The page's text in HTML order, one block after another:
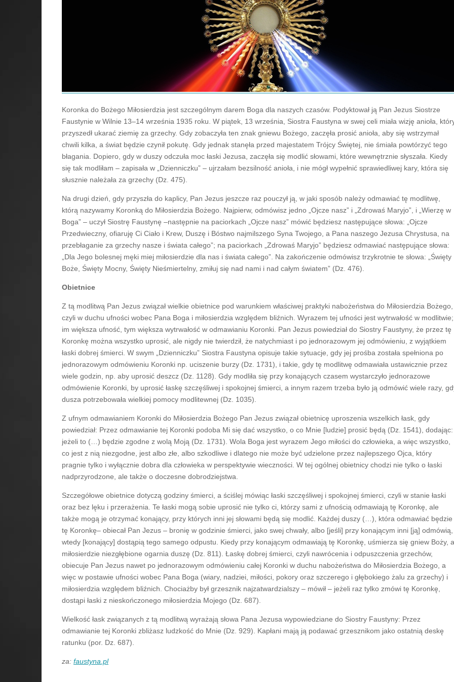
Koronka do Bożego Miłosierdzia jest szczególnym darem Boga dla naszych czasów. Podyktował ją Pan Jezus Siostrze
Faustynie w Wilnie 13–14 września 1935 roku. W piątek, 13 września, Siostra Faustyna w swej celi miała wizję anioła,
przyszedł ukarać ziemię za grzechy. Gdy zobaczyła ten znak gniewu Bożego, zaczęła prosić anioła, aby się wstrzymał
chwili kilka, a świat będzie czynił pokutę. Gdy jednak stanęła przed majestatem Trójcy Świętej, nie śmiała powtórzyć tego
błagania. Dopiero, gdy w duszy odczuła moc łaski Jezusa, zaczęła się modlić słowami, które wewnętrznie słyszała. Kiedy
się tak modliłam – zapisała w „Dzienniczku” – ujrzałam bezsilność anioła, i nie mógł wypełnić sprawiedliwej kary, która się
słusznie należała za grzechy (Dz. 475).
Na drugi dzień, gdy przyszła do kaplicy, Pan Jezus jeszcze raz pouczył ją, w jaki sposób należy odmawiać tę modlitwę,
którą nazywamy Koronką do Miłosierdzia Bożego. Najpierw, odmówisz jedno „Ojcze nasz” i „Zdrowaś Maryjo”, i „Wierzę w
Boga” – uczył Siostrę Faustynę –następnie na paciorkach „Ojcze nasz” mówić będziesz następujące słowa: „Ojcze
Przedwieczny, ofiaruję Ci Ciało i Krew, Duszę i Bóstwo najmilszego Syna Twojego, a Pana naszego Jezusa Chrystusa, na
przebłaganie za grzechy nasze i świata całego”; na paciorkach „Zdrowaś Maryjo” będziesz odmawiać następujące słowa:
„Dla Jego bolesnej męki miej miłosierdzie dla nas i świata całego”. Na zakończenie odmówisz trzykrotnie te słowa: „Święty
Boże, Święty Mocny, Święty Nieśmiertelny, zmiłuj się nad nami i nad całym światem” (Dz. 476).
Obietnice
Z tą modlitwą Pan Jezus związał wielkie obietnice pod warunkiem właściwej praktyki nabożeństwa do Miłosierdzia Bożego,
czyli w duchu ufności wobec Pana Boga i miłosierdzia względem bliźnich. Wyrazem tej ufności jest wytrwałość w modlitwie;
im większa ufność, tym większa wytrwałość w odmawianiu Koronki. Pan Jezus powiedział do Siostry Faustyny, że przez tę
Koronkę można wszystko uprosić, ale nigdy nie twierdził, że natychmiast i po jednorazowym jej odmówieniu, z wyjątkiem
łaski dobrej śmierci. W swym „Dzienniczku” Siostra Faustyna opisuje takie sytuacje, gdy jej prośba została spełniona po
jednorazowym odmówieniu Koronki np. uciszenie burzy (Dz. 1731), i takie, gdy tę modlitwę odmawiała ustawicznie przez
wiele godzin, np. aby uprosić deszcz (Dz. 1128). Gdy modliła się przy konających czasem wystarczyło jednorazowe
odmówienie Koronki, by uprosić łaskę szczęśliwej i spokojnej śmierci, a innym razem trzeba było ją odmówić wiele razy,
dusza potrzebowała wielkiej pomocy modlitewnej (Dz. 1035).
Z ufnym odmawianiem Koronki do Miłosierdzia Bożego Pan Jezus związał obietnicę uproszenia wszelkich łask, gdy
powiedział: Przez odmawianie tej Koronki podoba Mi się dać wszystko, o co Mnie [ludzie] prosić będą (Dz. 1541), dodając:
jeżeli to (…) będzie zgodne z wolą Moją (Dz. 1731). Wola Boga jest wyrazem Jego miłości do człowieka, a więc wszystko,
co jest z nią niezgodne, jest albo złe, albo szkodliwe i dlatego nie może być udzielone przez najlepszego Ojca, który
pragnie tylko i wyłącznie dobra dla człowieka w perspektywie wieczności. W tej ogólnej obietnicy chodzi nie tylko o łaski
nadprzyrodzone, ale także o doczesne dobrodziejstwa.
Szczegółowe obietnice dotyczą godziny śmierci, a ściślej mówiąc łaski szczęśliwej i spokojnej śmierci, czyli w stanie łaski
oraz bez lęku i przerażenia. Te łaski mogą sobie uprosić nie tylko ci, którzy sami z ufnością odmawiają tę Koronkę, ale
także mogą je otrzymać konający, przy których inni jej słowami będą się modlić. Każdej duszy (…), która odmawiać będzie
tę Koronkę– obiecał Pan Jezus – bronię w godzinie śmierci, jako swej chwały, albo [jeśli] przy konającym inni [ją] odmówią,
wtedy [konający] dostąpią tego samego odpustu. Kiedy przy konającym odmawiają tę Koronkę, uśmierza się gniew Boży, a
miłosierdzie niezgłębione ogarnia duszę (Dz. 811). Łaskę dobrej śmierci, czyli nawrócenia i odpuszczenia grzechów,
obiecuje Pan Jezus nawet po jednorazowym odmówieniu całej Koronki w duchu nabożeństwa do Miłosierdzia Bożego, a
więc w postawie ufności wobec Pana Boga (wiary, nadziei, miłości, pokory oraz szczerego i głębokiego żalu za grzechy) i
miłosierdzia względem bliźnich. Chociażby był grzesznik najzatwardzialszy – mówił – jeżeli raz tylko zmówi tę Koronkę,
dostąpi łaski z nieskończonego miłosierdzia Mojego (Dz. 687).
Wielkość łask związanych z tą modlitwą wyrażają słowa Pana Jezusa wypowiedziane do Siostry Faustyny: Przez
odmawianie tej Koronki zbliżasz ludzkość do Mnie (Dz. 929). Kapłani mają ją podawać grzesznikom jako ostatnią deskę
ratunku (por. Dz. 687).
za: faustyna.pl